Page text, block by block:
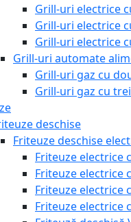
Grill-uri electrice
Grill-uri electrice
Grill-uri electrice
Grill-uri automate
Grill-uri gaz cu
Grill-uri gaz cu
deschise
Friteuze deschise
Friteuze electrice
Friteuze electrice
Friteuze electrice
Friteuze electrice